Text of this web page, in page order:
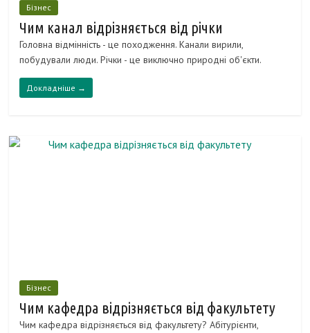
Бізнес
Чим канал відрізняється від річки
Головна відмінність - це походження. Канали вирили,
побудували люди. Річки - це виключно природні об'єкти.
Докладніше →
Бізнес
Чим кафедра відрізняється від факультету
Чим кафедра відрізняється від факультету? Абітурієнти,